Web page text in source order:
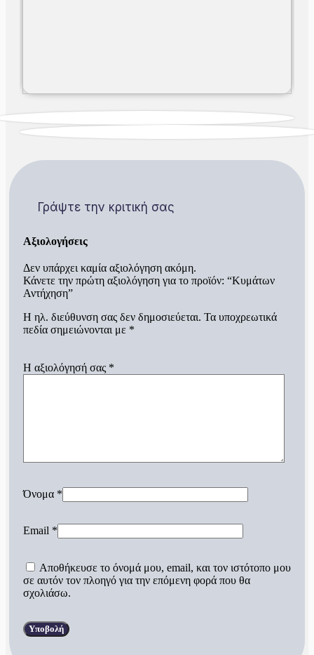
Γράψτε την κριτική σας
Αξιολογήσεις
Δεν υπάρχει καμία αξιολόγηση ακόμη.
Κάνετε την πρώτη αξιολόγηση για το προϊόν: “Κυμάτων
Αντήχηση”
Η ηλ. διεύθυνση σας δεν δημοσιεύεται. Τα υποχρεωτικά
πεδία σημειώνονται με *
Η αξιολόγησή σας *
Όνομα *
Email *
Αποθήκευσε το όνομά μου, email, και τον ιστότοπο μου
σε αυτόν τον πλοηγό για την επόμενη φορά που θα
σχολιάσω.